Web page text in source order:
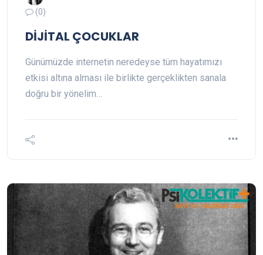
(0)
DİJİTAL ÇOCUKLAR
Günümüzde internetin neredeyse tüm hayatımızı
etkisi altına alması ile birlikte gerçeklikten sanala
doğru bir yönelim…